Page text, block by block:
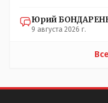
Юрий
9 августа 2026 г.